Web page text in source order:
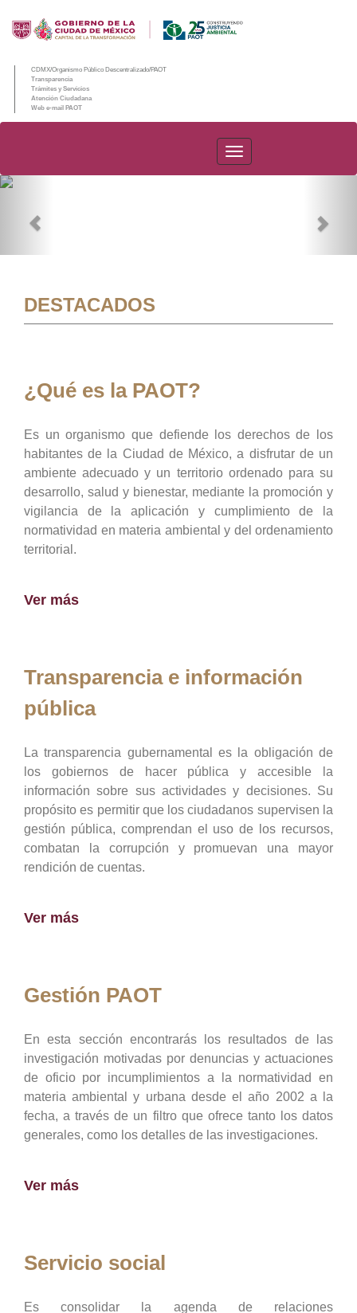
CDMX/Organismo Público Descentralizado/PAOT
Transparencia
Trámites y Servicios
Atención Ciudadana
Web e-mail PAOT
PAOT
DESTACADOS
¿Qué es la PAOT?
Es un organismo que defiende los derechos de los
habitantes de la Ciudad de México, a disfrutar de un
ambiente adecuado y un territorio ordenado para su
desarrollo, salud y bienestar, mediante la promoción y
vigilancia de la aplicación y cumplimiento de la
normatividad en materia ambiental y del ordenamiento
territorial.
Ver más
Transparencia e información
pública
La transparencia gubernamental es la obligación de
los gobiernos de hacer pública y accesible la
información sobre sus actividades y decisiones. Su
propósito es permitir que los ciudadanos supervisen la
gestión pública, comprendan el uso de los recursos,
combatan la corrupción y promuevan una mayor
rendición de cuentas.
Ver más
Gestión PAOT
En esta sección encontrarás los resultados de las
investigación motivadas por denuncias y actuaciones
de oficio por incumplimientos a la normatividad en
materia ambiental y urbana desde el año 2002 a la
fecha, a través de un filtro que ofrece tanto los datos
generales, como los detalles de las investigaciones.
Ver más
Servicio social
Es consolidar la agenda de relaciones